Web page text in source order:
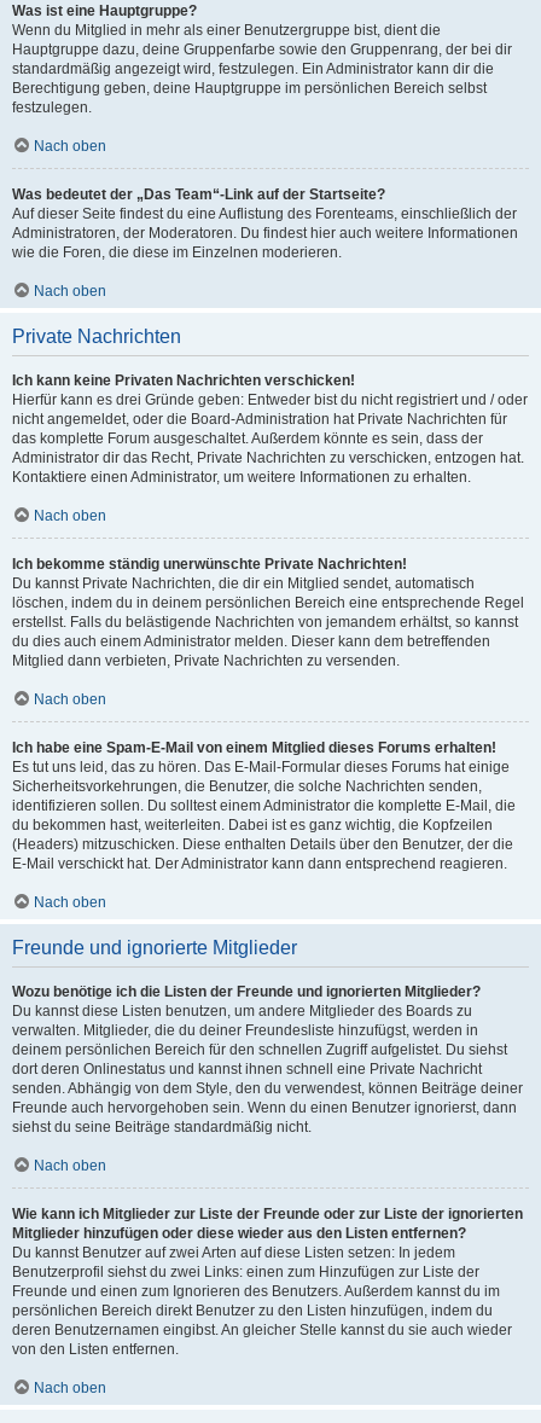
Was ist eine Hauptgruppe?
Wenn du Mitglied in mehr als einer Benutzergruppe bist, dient die
Hauptgruppe dazu, deine Gruppenfarbe sowie den Gruppenrang, der bei dir
standardmäßig angezeigt wird, festzulegen. Ein Administrator kann dir die
Berechtigung geben, deine Hauptgruppe im persönlichen Bereich selbst
festzulegen.
Nach oben
Was bedeutet der „Das Team“-Link auf der Startseite?
Auf dieser Seite findest du eine Auflistung des Forenteams, einschließlich der
Administratoren, der Moderatoren. Du findest hier auch weitere Informationen
wie die Foren, die diese im Einzelnen moderieren.
Nach oben
Private Nachrichten
Ich kann keine Privaten Nachrichten verschicken!
Hierfür kann es drei Gründe geben: Entweder bist du nicht registriert und / oder
nicht angemeldet, oder die Board-Administration hat Private Nachrichten für
das komplette Forum ausgeschaltet. Außerdem könnte es sein, dass der
Administrator dir das Recht, Private Nachrichten zu verschicken, entzogen hat.
Kontaktiere einen Administrator, um weitere Informationen zu erhalten.
Nach oben
Ich bekomme ständig unerwünschte Private Nachrichten!
Du kannst Private Nachrichten, die dir ein Mitglied sendet, automatisch
löschen, indem du in deinem persönlichen Bereich eine entsprechende Regel
erstellst. Falls du belästigende Nachrichten von jemandem erhältst, so kannst
du dies auch einem Administrator melden. Dieser kann dem betreffenden
Mitglied dann verbieten, Private Nachrichten zu versenden.
Nach oben
Ich habe eine Spam-E-Mail von einem Mitglied dieses Forums erhalten!
Es tut uns leid, das zu hören. Das E-Mail-Formular dieses Forums hat einige
Sicherheitsvorkehrungen, die Benutzer, die solche Nachrichten senden,
identifizieren sollen. Du solltest einem Administrator die komplette E-Mail, die
du bekommen hast, weiterleiten. Dabei ist es ganz wichtig, die Kopfzeilen
(Headers) mitzuschicken. Diese enthalten Details über den Benutzer, der die
E-Mail verschickt hat. Der Administrator kann dann entsprechend reagieren.
Nach oben
Freunde und ignorierte Mitglieder
Wozu benötige ich die Listen der Freunde und ignorierten Mitglieder?
Du kannst diese Listen benutzen, um andere Mitglieder des Boards zu
verwalten. Mitglieder, die du deiner Freundesliste hinzufügst, werden in
deinem persönlichen Bereich für den schnellen Zugriff aufgelistet. Du siehst
dort deren Onlinestatus und kannst ihnen schnell eine Private Nachricht
senden. Abhängig von dem Style, den du verwendest, können Beiträge deiner
Freunde auch hervorgehoben sein. Wenn du einen Benutzer ignorierst, dann
siehst du seine Beiträge standardmäßig nicht.
Nach oben
Wie kann ich Mitglieder zur Liste der Freunde oder zur Liste der ignorierten
Mitglieder hinzufügen oder diese wieder aus den Listen entfernen?
Du kannst Benutzer auf zwei Arten auf diese Listen setzen: In jedem
Benutzerprofil siehst du zwei Links: einen zum Hinzufügen zur Liste der
Freunde und einen zum Ignorieren des Benutzers. Außerdem kannst du im
persönlichen Bereich direkt Benutzer zu den Listen hinzufügen, indem du
deren Benutzernamen eingibst. An gleicher Stelle kannst du sie auch wieder
von den Listen entfernen.
Nach oben